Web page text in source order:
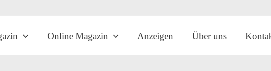
Online Magazin Anzeigen Über uns